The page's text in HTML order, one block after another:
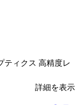
ティクス 高精度レ
詳細を表示